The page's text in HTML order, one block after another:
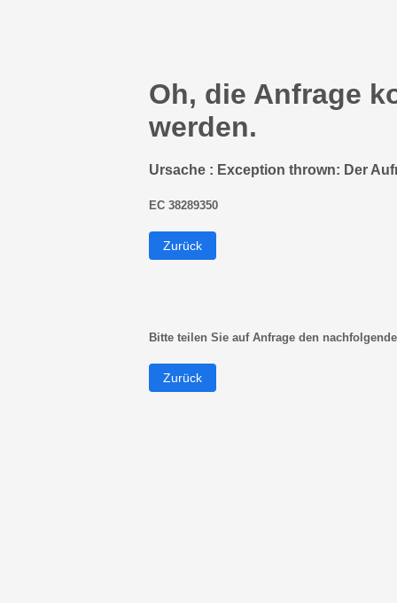
Oh, die Anfrage
werden.
Ursache : Exception thrown: Der
EC 38289350
Zurück
Bitte teilen Sie auf Anfrage den
Zurück